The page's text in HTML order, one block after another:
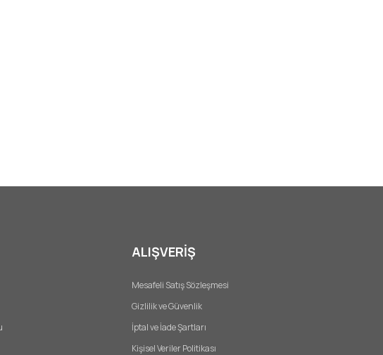
ALIŞVERİŞ
Mesafeli Satış Sözleşmesi
Gizlilik ve Güvenlik
İptal ve İade Şartları
Kişisel Veriler Politikası